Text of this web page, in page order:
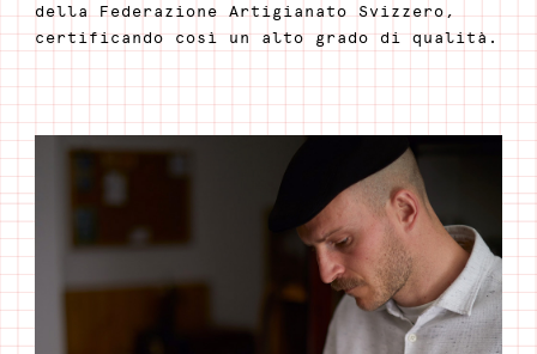
della Federazione Artigianato Svizzero,
certificando così un alto grado di qualità.